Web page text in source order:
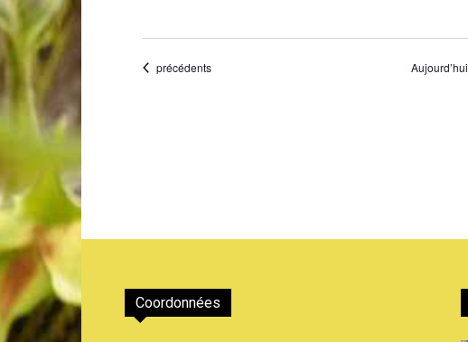
Évènements
précédents Aujourd’hui
Coordonnées